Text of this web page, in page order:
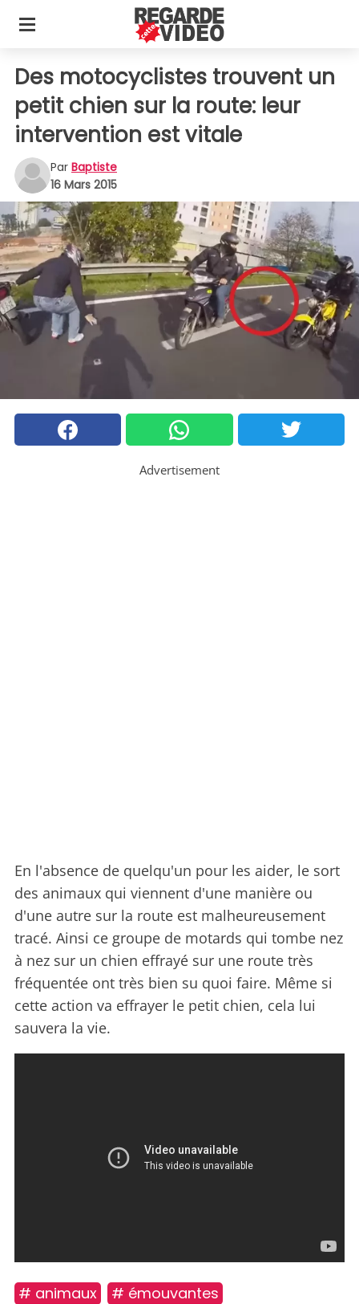
Des motocyclistes trouvent un
petit chien sur la route: leur
intervention est vitale
Par Baptiste
16 Mars 2015
Advertisement
En l'absence de quelqu'un pour les aider, le sort
des animaux qui viennent d'une manière ou
d'une autre sur la route est malheureusement
tracé. Ainsi ce groupe de motards qui tombe nez
à nez sur un chien effrayé sur une route très
fréquentée ont très bien su quoi faire. Même si
cette action va effrayer le petit chien, cela lui
sauvera la vie.
# animaux
# émouvantes